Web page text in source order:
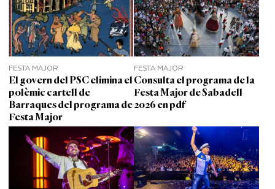
FESTA MAJOR
El govern del PSC elimina el
polèmic cartell de
Barraques del programa de
Festa Major
FESTA MAJOR
Consulta el programa de la
Festa Major de Sabadell
2026 en pdf